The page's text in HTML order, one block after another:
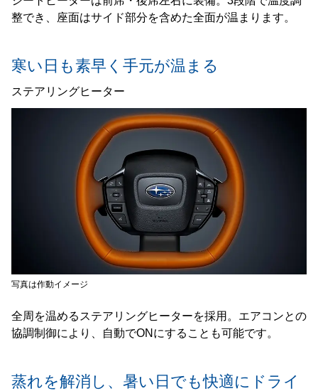
整でき、座面はサイド部分を含めた全面が温まります。
寒い日も素早く手元が温まる
ステアリングヒーター
全周を温めるステアリングヒーターを採用。エアコンとの
協調制御により、自動でONにすることも可能です。
写真は作動イメージ
蒸れを解消し、暑い日でも快適にドライ